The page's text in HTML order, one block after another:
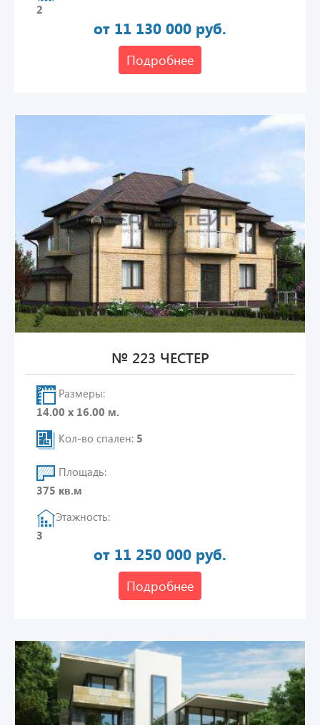
2
от 11 130 000 руб.
Подробнее
№ 223 ЧЕСТЕР
Размеры:
14.00 х 16.00 м.
Кол-во спален: 5
Площадь:
375 кв.м
Этажность:
3
от 11 250 000 руб.
Подробнее